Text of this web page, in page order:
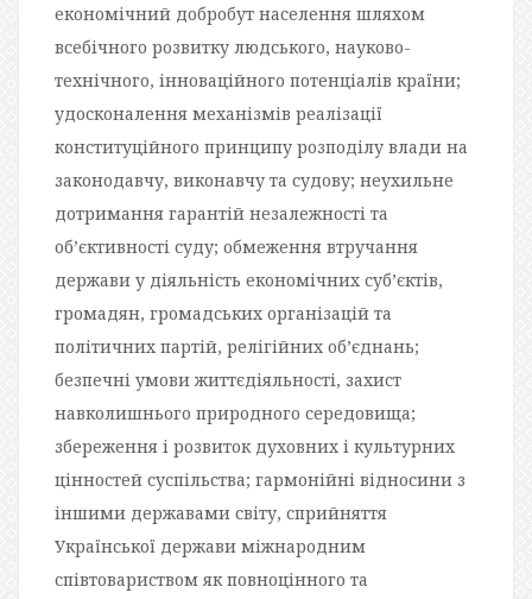
економічний добробут населення шляхом
всебічного розвитку людського, науково-
технічного, інноваційного потенціалів країни;
удосконалення механізмів реалізації
конституційного принципу розподілу влади на
законодавчу, виконавчу та судову; неухильне
дотримання гарантій незалежності та
об’єктивності суду; обмеження втручання
держави у діяльність економічних суб’єктів,
громадян, громадських організацій та
політичних партій, релігійних об’єднань;
безпечні умови життєдіяльності, захист
навколишнього природного середовища;
збереження і розвиток духовних і культурних
цінностей суспільства; гармонійні відносини з
іншими державами світу, сприйняття
Української держави міжнародним
співтовариством як повноцінного та